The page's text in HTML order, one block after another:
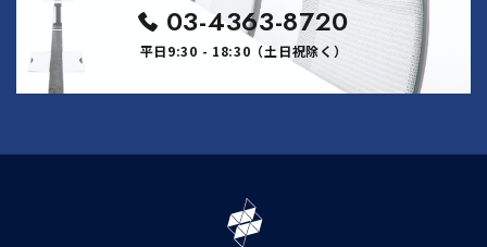
03-4363-8720
平日9:30 - 18:30（土日祝除く）